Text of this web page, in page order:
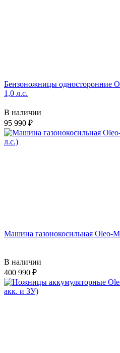
Бензоножницы односторонние
1,0 л.с.
В наличии
95 990
Машина газонокосильная Oleo-
В наличии
400 990